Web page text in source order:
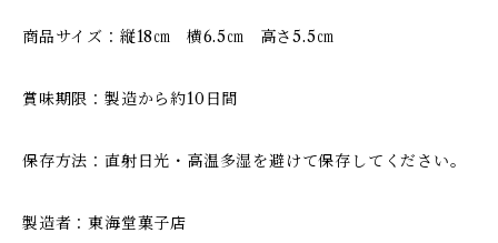
商品サイズ：縦18㎝ 横6.5㎝ 高さ5.5㎝
賞味期限：製造から約10日間
保存方法：直射日光・高温多湿を避けて保存してください。
製造者：東海堂菓子店